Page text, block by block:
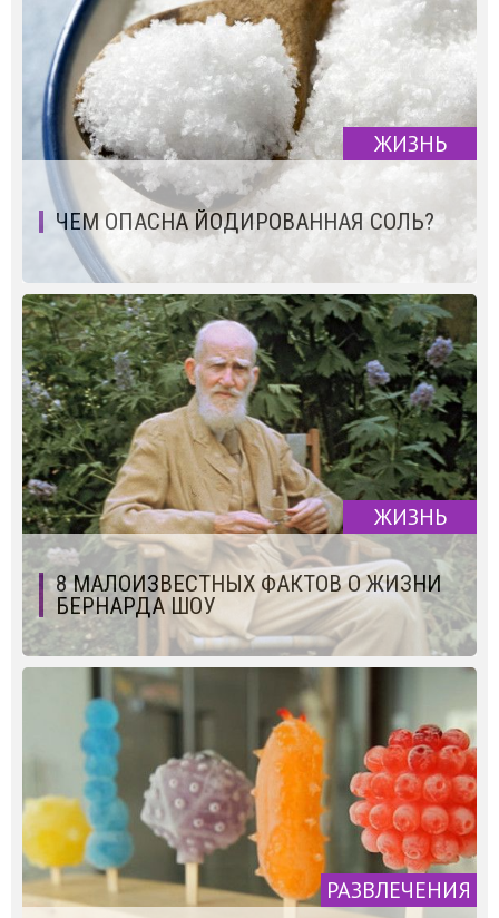
ЖИЗНЬ
ЧЕМ ОПАСНА ЙОДИРОВАННАЯ СОЛЬ?
ЖИЗНЬ
8 МАЛОИЗВЕСТНЫХ ФАКТОВ О ЖИЗНИ
БЕРНАРДА ШОУ
РАЗВЛЕЧЕНИЯ